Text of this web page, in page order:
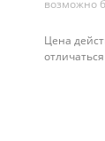
возможно
Цена